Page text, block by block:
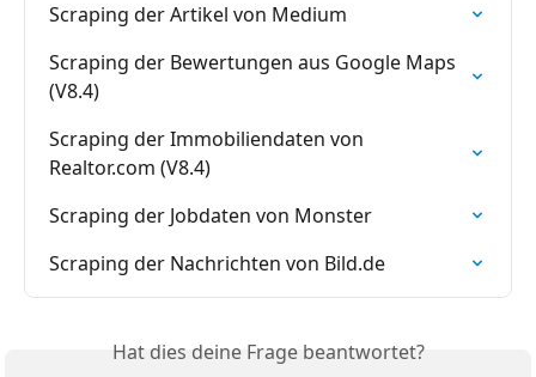
Scraping der Artikel von Medium
Scraping der Bewertungen aus Google Maps
(V8.4)
Scraping der Immobiliendaten von
Realtor.com (V8.4)
Scraping der Jobdaten von Monster
Scraping der Nachrichten von Bild.de
Hat dies deine Frage beantwortet?